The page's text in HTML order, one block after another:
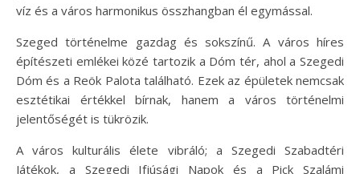
víz és a város harmonikus összhangban él egymással.
Szeged történelme gazdag és sokszínű. A város híres
építészeti emlékei közé tartozik a Dóm tér, ahol a Szegedi
Dóm és a Reök Palota található. Ezek az épületek nemcsak
esztétikai értékkel bírnak, hanem a város történelmi
jelentőségét is tükrözik.
A város kulturális élete vibráló; a Szegedi Szabadtéri
Játékok, a Szegedi Ifjúsági Napok és a Pick Szalámi